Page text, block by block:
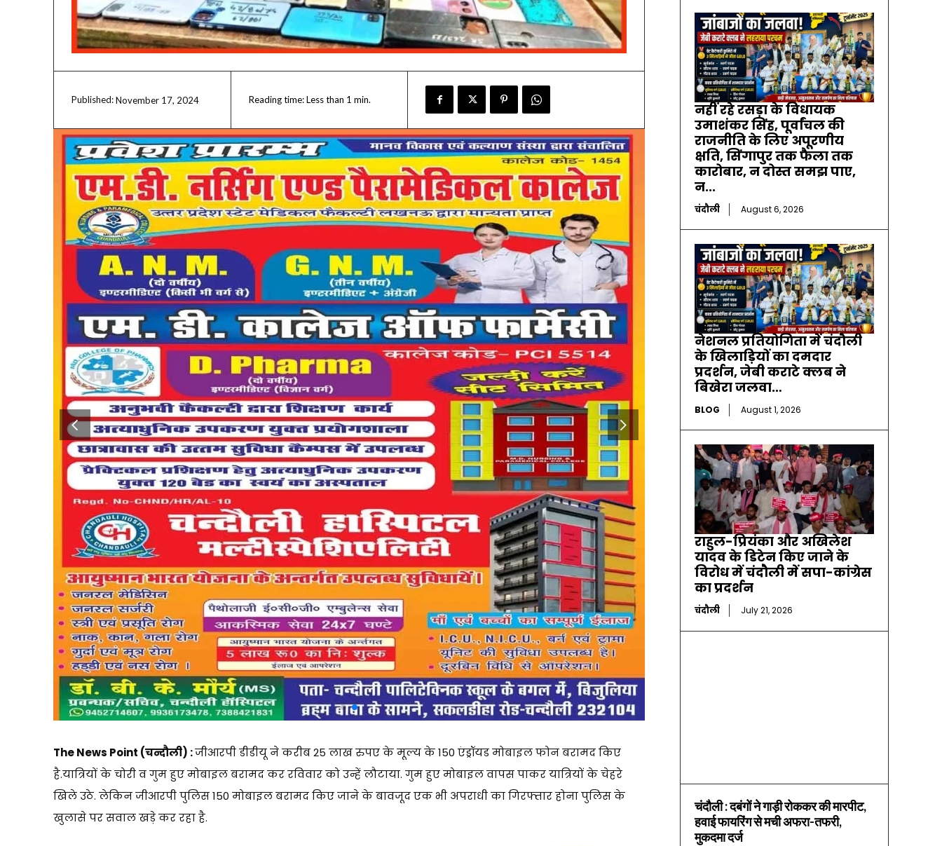
Published:November 17, 2024 Reading time:Less than 1 min.
The News Point (चन्दौली) :जीआरपी डीडीयू ने करीब 25 लाख रुपए के मूल्य के 150 एंड्रॉयड मोबाइल फोन बरामद किए
है.यात्रियों के चोरी व गुम हुए मोबाइल बरामद कर रविवार को उन्हें लौटाया. गुम हुए मोबाइल वापस पाकर यात्रियों के चेहरे
खिले उठे. लेकिन जीआरपी पुलिस 150 मोबाइल बरामद किए जाने के बावजूद एक भी अपराधी का गिरफ्तार होना पुलिस के
खुलासे पर सवाल खड़े कर रहा है.
नहीं रहे रसड़ा के विधायक
उमाशंकर सिंह, पूर्वांचल की
राजनीति के लिए अपूरणीय
क्षति, सिंगापुर तक फैला तक
कारोबार, न दोस्त समझ पाए,
न...
चंदौली August 6, 2026
नेशनल प्रतियोगिता में चंदौली
के खिलाड़ियों का दमदार
प्रदर्शन, जेबी कराटे क्लब ने
बिखेरा जलवा…
BLOG August 1, 2026
राहुल-प्रियंका और अखिलेश
यादव के डिटेन किए जाने के
विरोध में चंदौली में सपा-कांग्रेस
का प्रदर्शन
चंदौली July 21, 2026
चंदौली : दबंगों ने गाड़ी रोककर की मारपीट,
हवाई फायरिंग से मची अफरा-तफरी,
मुकदमा दर्ज